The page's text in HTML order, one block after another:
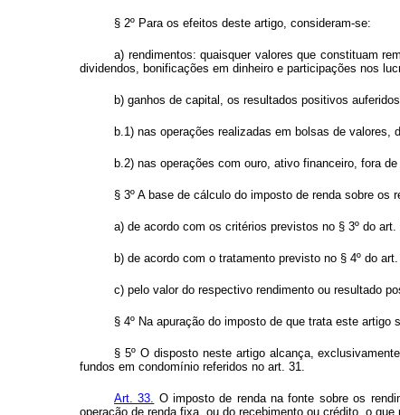
§ 2º Para os efeitos deste artigo, consideram-se:
a) rendimentos: quaisquer valores que constituam
dividendos, bonificações em dinheiro e participações nos
b) ganhos de capital, os resultados positivos
b.1) nas operações realizadas em bolsas de valores,
b.2) nas operações com ouro, ativo financeiro, fora
§ 3º A base de cálculo do imposto de renda sobre
a) de acordo com os critérios previstos no § 3º do
b) de acordo com o tratamento previsto no § 4º do
c) pelo valor do respectivo rendimento ou resultado
§ 4º Na apuração do imposto de que trata este
§ 5º O disposto neste artigo alcança,
fundos em condomínio referidos no art. 31.
Art. 33. O imposto de renda na fonte sobre os
operação de renda fixa, ou do recebimento ou crédito, o